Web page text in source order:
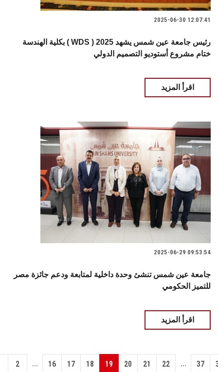
2025-06-30 12:07:41
بكلية الهندسة ( WDS ) 2025 رئيس جامعة عين شمس يشهد
ختام مشروع أستوديو التصميم الدولي
اقرأ المزيد
2025-06-29 09:53:54
جامعة عين شمس تنشئ وحدة داخلية لمتابعة ودعم جائزة مصر
للتميز الحكومي
اقرأ المزيد
2 ... 16 17 18 19 20 21 22 ... 37